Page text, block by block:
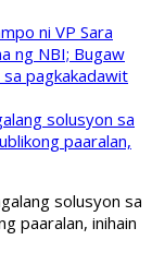
ni VP Sara
ng NBI; Bugaw
sa pagkakadawit
solusyon sa
paaralan,
solusyon sa
paaralan, inihain